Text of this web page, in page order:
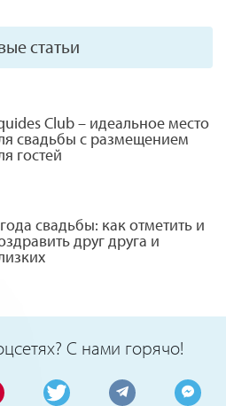
статьи
Club – идеальное место
свадьбы с размещением
гостей
свадьбы: как отметить и
друг друга и
С нами горячо!